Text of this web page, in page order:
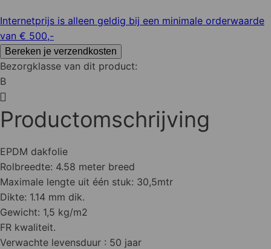
Internetprijs is alleen geldig bij een minimale orderwaarde
van € 500,-
Bereken je verzendkosten
Bezorgklasse van dit product:
B
Productomschrijving
EPDM dakfolie
Rolbreedte: 4.58 meter breed
Maximale lengte uit één stuk: 30,5mtr
Dikte: 1.14 mm dik.
Gewicht: 1,5 kg/m2
FR kwaliteit.
Verwachte levensduur : 50 jaar